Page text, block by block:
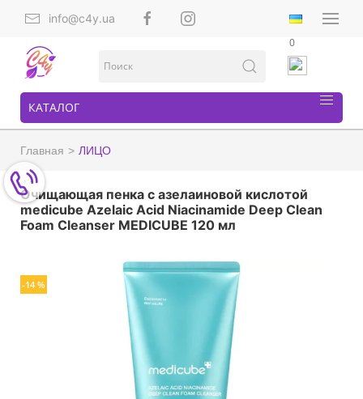
info@c4y.ua
0
КАТАЛОГ
Главная ЛИЦО
Очищающая пенка с азелаиновой кислотой
medicube Azelaic Acid Niacinamide Deep Clean
Foam Cleanser MEDICUBE 120 мл
-14 %